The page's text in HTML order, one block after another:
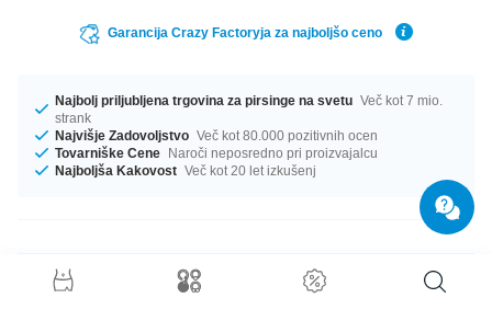
Garancija Crazy Factoryja za najboljšo ceno
Najbolj priljubljena trgovina za pirsinge na svetu Več kot 7 mio.
strank
Najvišje Zadovoljstvo Več kot 80.000 pozitivnih ocen
Tovarniške Cene Naroči neposredno pri proizvajalcu
Najboljša Kakovost Več kot 20 let izkušenj
Podrobnosti o izdelku